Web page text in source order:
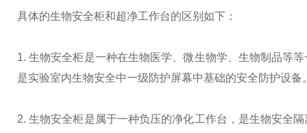
具体的生物安全柜和超净工作台的区别如下：
1. 生物安全柜是一种在生物医学、微生物学、生物制品等
是实验室内生物安全中一级防护屏幕中基础的安全防护设备
2. 生物安全柜是属于一种负压的净化工作台，是生物安全